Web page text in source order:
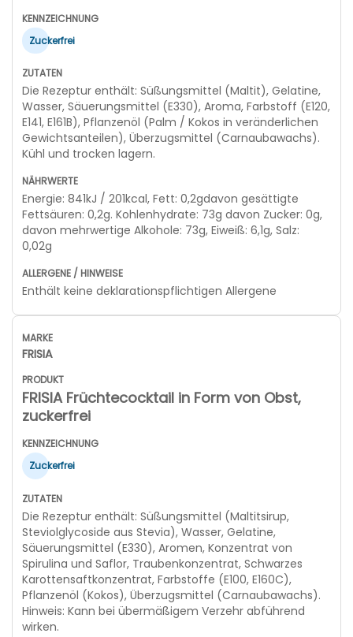
Zuckerfrei
Die Rezeptur enthält: Süßungsmittel (Maltit), Gelatine,
Wasser, Säuerungsmittel (E330), Aroma, Farbstoff (E120,
E141, E161B), Pflanzenöl (Palm / Kokos in veränderlichen
Gewichtsanteilen), Überzugsmittel (Carnaubawachs).
Kühl und trocken lagern.
Energie: 841kJ / 201kcal, Fett: 0,2gdavon gesättigte
Fettsäuren: 0,2g. Kohlenhydrate: 73g davon Zucker: 0g,
davon mehrwertige Alkohole: 73g, Eiweiß: 6,1g, Salz:
0,02g
Enthält keine deklarationspflichtigen Allergene
FRISIA
FRISIA Früchtecocktail in Form von Obst,
zuckerfrei
Zuckerfrei
Die Rezeptur enthält: Süßungsmittel (Maltitsirup,
Steviolglycoside aus Stevia), Wasser, Gelatine,
Säuerungsmittel (E330), Aromen, Konzentrat von
Spirulina und Saflor, Traubenkonzentrat, Schwarzes
Karottensaftkonzentrat, Farbstoffe (E100, E160C),
Pflanzenöl (Kokos), Überzugsmittel (Carnaubawachs).
Hinweis: Kann bei übermäßigem Verzehr abführend
wirken.